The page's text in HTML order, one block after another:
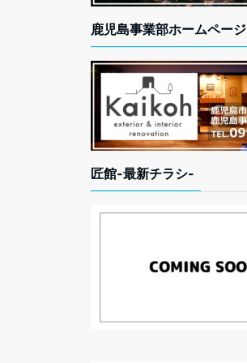
鹿児島事業部ホームページ
匠館-最新チラシ-